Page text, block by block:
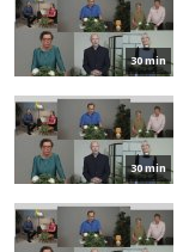
30 min
30 min